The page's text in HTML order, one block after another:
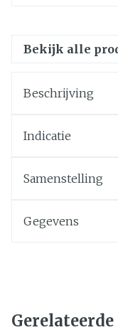
Bekijk alle
Beschrijving
Indicatie
Samenstelling
Gegevens